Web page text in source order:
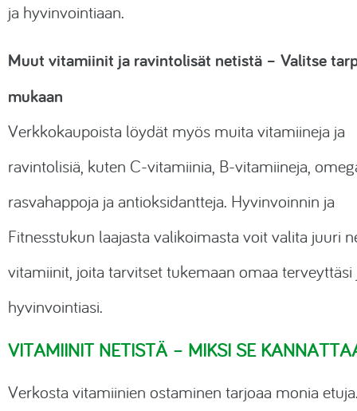
ja hyvinvointiaan.
Muut vitamiinit ja ravintolisät netistä – Valitse
mukaan
Verkkokaupoista löydät myös muita vitamiineja ja
ravintolisiä, kuten C-vitamiinia, B-vitamiineja,
rasvahappoja ja antioksidantteja. Hyvinvoinnin ja
Fitnesstukun laajasta valikoimasta voit valita juuri
vitamiinit, joita tarvitset tukemaan omaa terveyttäsi
hyvinvointiasi.
VITAMIINIT NETISTÄ – MIKSI SE
Verkosta vitamiinien ostaminen tarjoaa monia